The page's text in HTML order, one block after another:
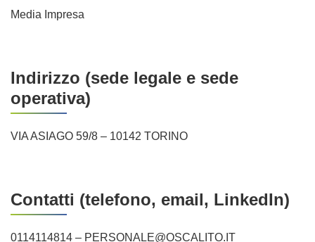
Media Impresa
Indirizzo (sede legale e sede
operativa)
VIA ASIAGO 59/8 – 10142 TORINO
Contatti (telefono, email, LinkedIn)
0114114814 – PERSONALE@OSCALITO.IT